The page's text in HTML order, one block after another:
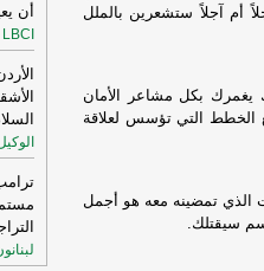
أم آجلاً ستشعرين بالملل
يغمرك بكل مشاعر الأمان
الخطط التي تؤسس لعلاقة
الذي تمضينه معه هو أجمل
سم سيقتلك.
12:31
إيرانية
عاجل
19:02
15:57
15:55
أن
LBCI
لبنانون